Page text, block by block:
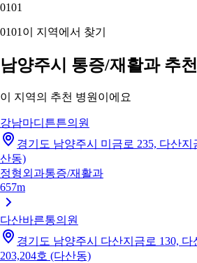
0101
0101 이 지역에서 찾기
남양주시 통증/재활과 추
이 지역의 추천 병원이에요
강남마디튼튼의원
경기도 남양주시 미금로 235, 다산지
산동)
정형외과통증/재활과
657m
다산바른통의원
경기도 남양주시 다산지금로 130, 다
203,204호 (다산동)